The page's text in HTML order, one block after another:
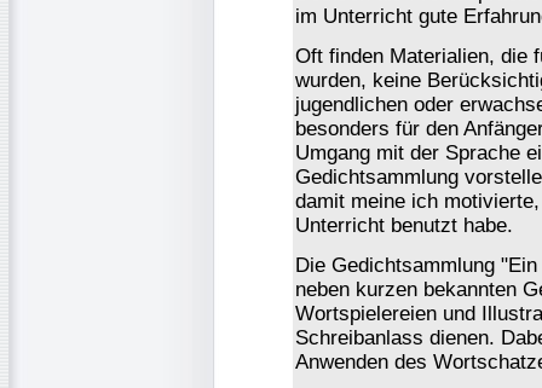
im Unterricht gute
Oft finden Materialien, die
wurden, keine
jugendlichen oder
besonders für den
Umgang mit der Sprache
Gedichtsammlung
damit meine ich
Unterricht benutzt habe.
Die Gedichtsammlung
neben kurzen bekannten
Wortspielereien und
Schreibanlass dienen.
Anwenden des